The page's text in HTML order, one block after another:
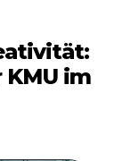
KMU im